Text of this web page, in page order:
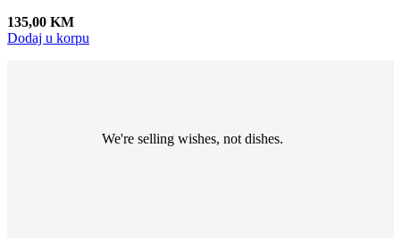
135,00 KM
Dodaj u korpu
We're selling wishes, not dishes.